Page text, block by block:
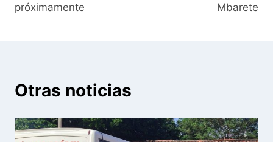
próximamente
Mbarete
Otras noticias